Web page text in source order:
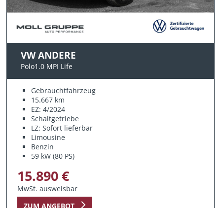
VW ANDERE
Polo1.0 MPI Life
Gebrauchtfahrzeug
15.667 km
EZ: 4/2024
Schaltgetriebe
LZ: Sofort lieferbar
Limousine
Benzin
59 kW (80 PS)
15.890 €
MwSt. ausweisbar
ZUM ANGEBOT